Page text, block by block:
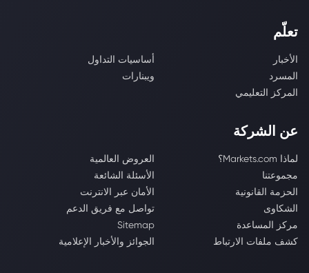
تعلّم
الأخبار
أساسيات التداول
المسرد
ويبنارات
المركز التعليمي
عن الشركة
لماذا Markets.com؟
العروض العالمية
مجموعتنا
الأسئلة الشائعة
الحزمة القانونية
الأمان عبر الانترنت
الشكاوى
تواصل مع فريق الدعم
مركز المساعدة
Sitemap
كشف ملفات الارتباط
الجوائز والأخبار الإعلامية